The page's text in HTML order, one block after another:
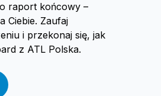
raport końcowy –
Ciebie. Zaufaj
i przekonaj się, jak
z ATL Polska.